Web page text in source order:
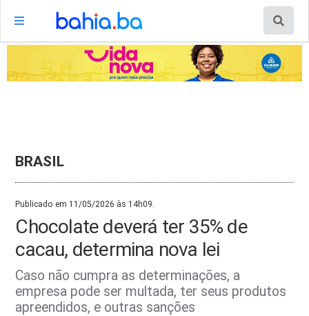
BRASIL
Publicado em 11/05/2026 às 14h09.
Chocolate deverá ter 35% de
cacau, determina nova lei
Caso não cumpra as determinações, a
empresa pode ser multada, ter seus produtos
apreendidos, e outras sanções